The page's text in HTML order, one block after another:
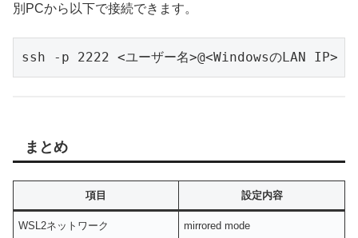
別PCから以下で接続できます。
ssh -p 2222 <ユーザー名>@<WindowsのLAN IP>
まとめ
項目 設定内容
WSL2ネットワーク mirrored mode